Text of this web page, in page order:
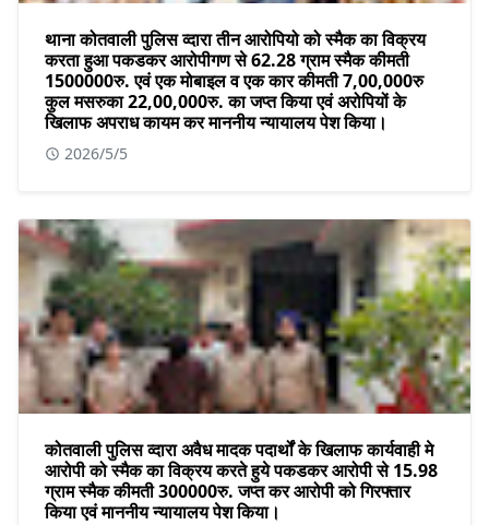
थाना कोतवाली पुलिस व्दारा तीन आरोपियो को स्मैक का विक्रय
करता हुआ पकडकर आरोपीगण से 62.28 ग्राम स्मैक कीमती
1500000रु. एवं एक मोबाइल व एक कार कीमती 7,00,000रु
कुल मसरुका 22,00,000रु. का जप्त किया एवं अरोपियों के
खिलाफ अपराध कायम कर माननीय न्यायालय पेश किया।
2026/5/5
कोतवाली पुलिस व्दारा अवैध मादक पदार्थों के खिलाफ कार्यवाही मे
आरोपी को स्मैक का विक्रय करते हुये पकडकर आरोपी से 15.98
ग्राम स्मैक कीमती 300000रु. जप्त कर आरोपी को गिरफ्तार
किया एवं माननीय न्यायालय पेश किया।